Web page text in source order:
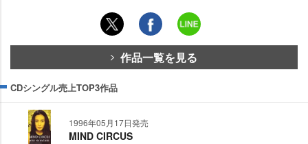
作品一覧を見る
CDシングル売上TOP3作品
1996年05月17日発売
MIND CIRCUS